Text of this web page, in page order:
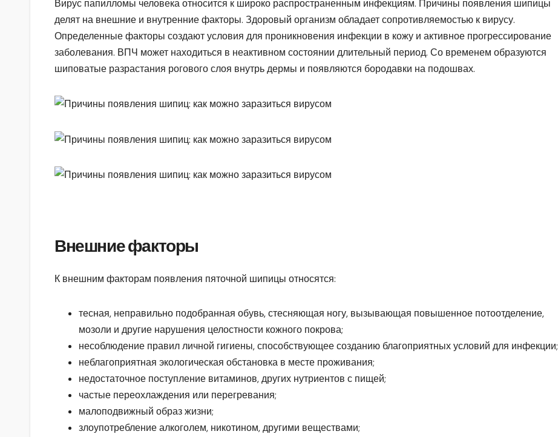
Вирус папилломы человека относится к широко распространенным инфекциям. Причины появления шипицы
делят на внешние и внутренние факторы. Здоровый организм обладает сопротивляемостью к вирусу.
Определенные факторы создают условия для проникновения инфекции в кожу и активное прогрессирование
заболевания. ВПЧ может находиться в неактивном состоянии длительный период. Со временем образуются
шиповатые разрастания рогового слоя внутрь дермы и появляются бородавки на подошвах.
Внешние факторы
К внешним факторам появления пяточной шипицы относятся:
тесная, неправильно подобранная обувь, стесняющая ногу, вызывающая повышенное потоотделение,
мозоли и другие нарушения целостности кожного покрова;
несоблюдение правил личной гигиены, способствующее созданию благоприятных условий для инфекции;
неблагоприятная экологическая обстановка в месте проживания;
недостаточное поступление витаминов, других нутриентов с пищей;
частые переохлаждения или перегревания;
малоподвижный образ жизни;
злоупотребление алкоголем, никотином, другими веществами;